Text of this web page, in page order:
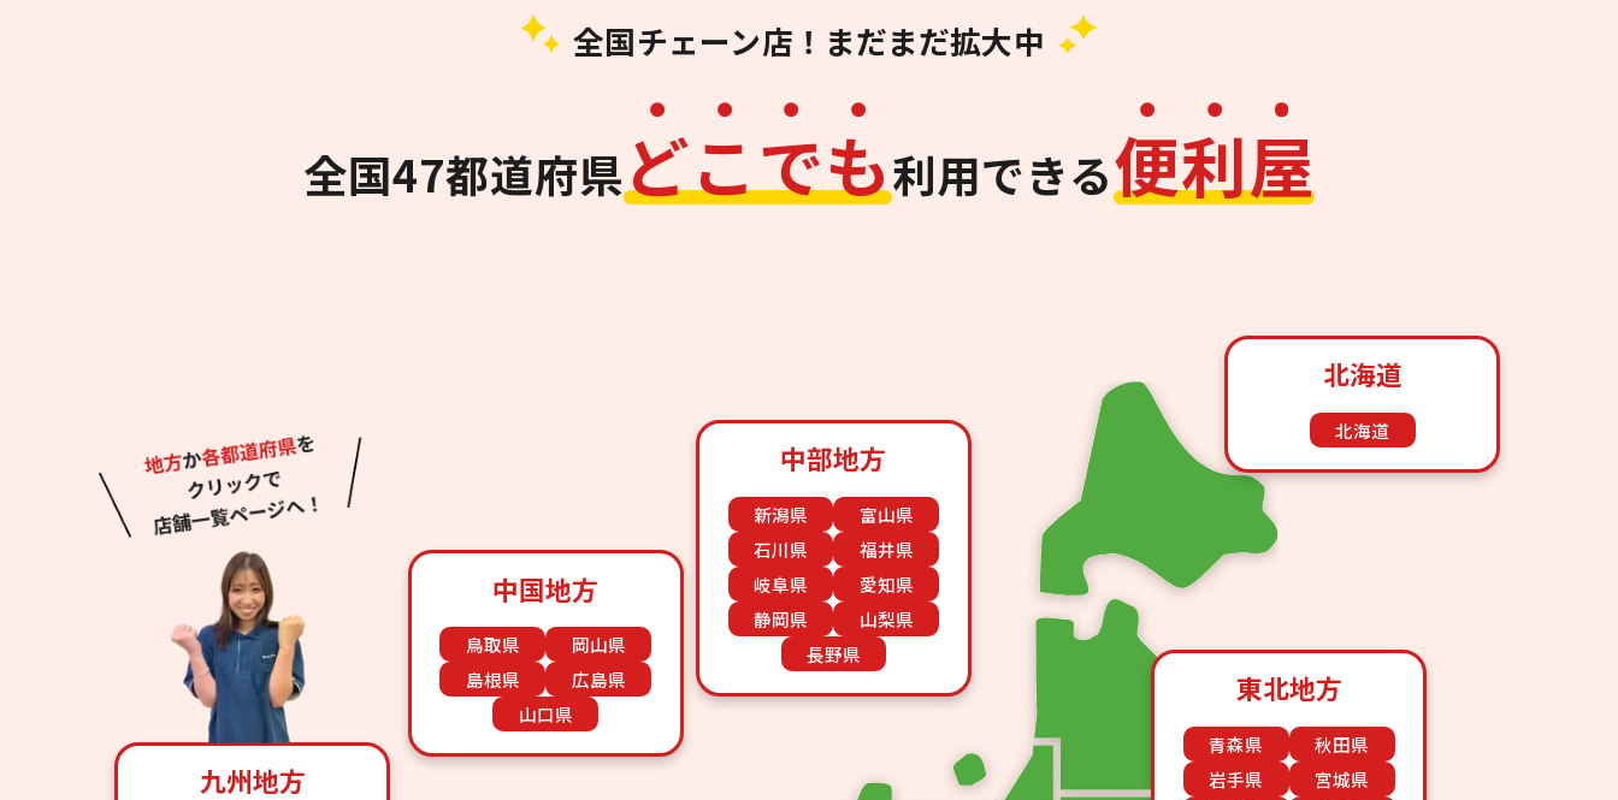
全国チェーン店！まだまだ拡大中
全国47都道府県どこでも利用できる便利屋
北海道
北海道
東北地方
青森県
秋田県
岩手県
宮城県
中部地方
新潟県
富山県
石川県
福井県
岐阜県
愛知県
静岡県
山梨県
長野県
中国地方
鳥取県
岡山県
島根県
広島県
山口県
九州地方